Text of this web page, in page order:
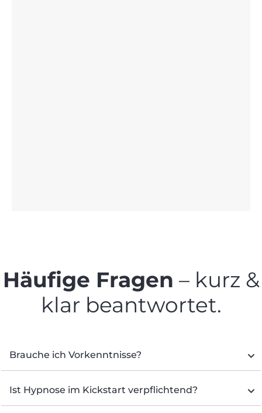
Häufige Fragen – kurz &
klar beantwortet.
Brauche ich Vorkenntnisse?
Ist Hypnose im Kickstart verpflichtend?